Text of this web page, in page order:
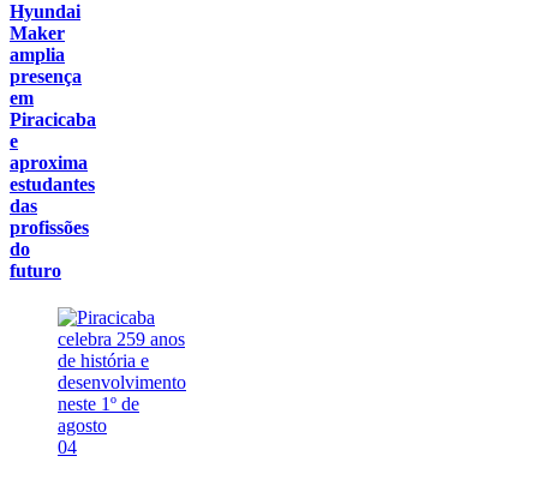
Hyundai
Maker
amplia
presença
em
Piracicaba
e
aproxima
estudantes
das
profissões
do
futuro
04